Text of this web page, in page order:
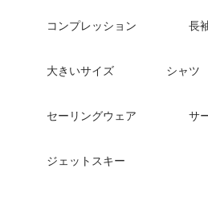
コンプレッション 長
大きいサイズ シャツ
セーリングウェア サ
ジェットスキー